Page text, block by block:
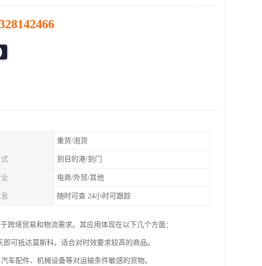
重货/泡货
到目的港/到门
电商/外贸/其他
随时可查 24小时可跟踪
跨境贸易和物流需求。其应用体现在以下几个方面：
可抵达莫斯科，适合对时效要求较高的商品。
车配件、机械设备等对运输条件敏感的货物。